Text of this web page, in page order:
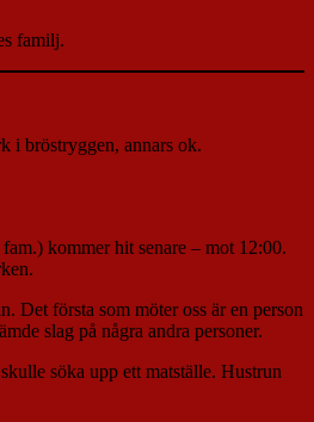
familj.
i bröstryggen, annars ok.
kommer hit senare – mot 12:00.
Det första som möter oss är en person
slag på några andra personer.
söka upp ett matställe. Hustrun